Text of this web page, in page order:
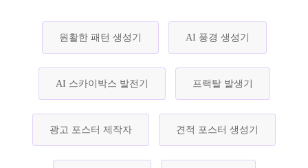
원활한 패턴 생성기 AI 풍경 생성기
AI 스카이박스 발전기 프랙탈 발생기
광고 포스터 제작자 견적 포스터 생성기